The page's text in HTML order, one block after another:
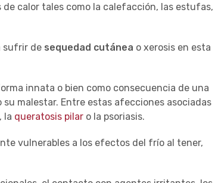
calor tales como la calefacción, las estufas,
sufrir de sequedad cutánea o xerosis en esta
innata o bien como consecuencia de una
malestar. Entre estas afecciones asociadas
, la queratosis pilar o la psoriasis.
vulnerables a los efectos del frío al tener,